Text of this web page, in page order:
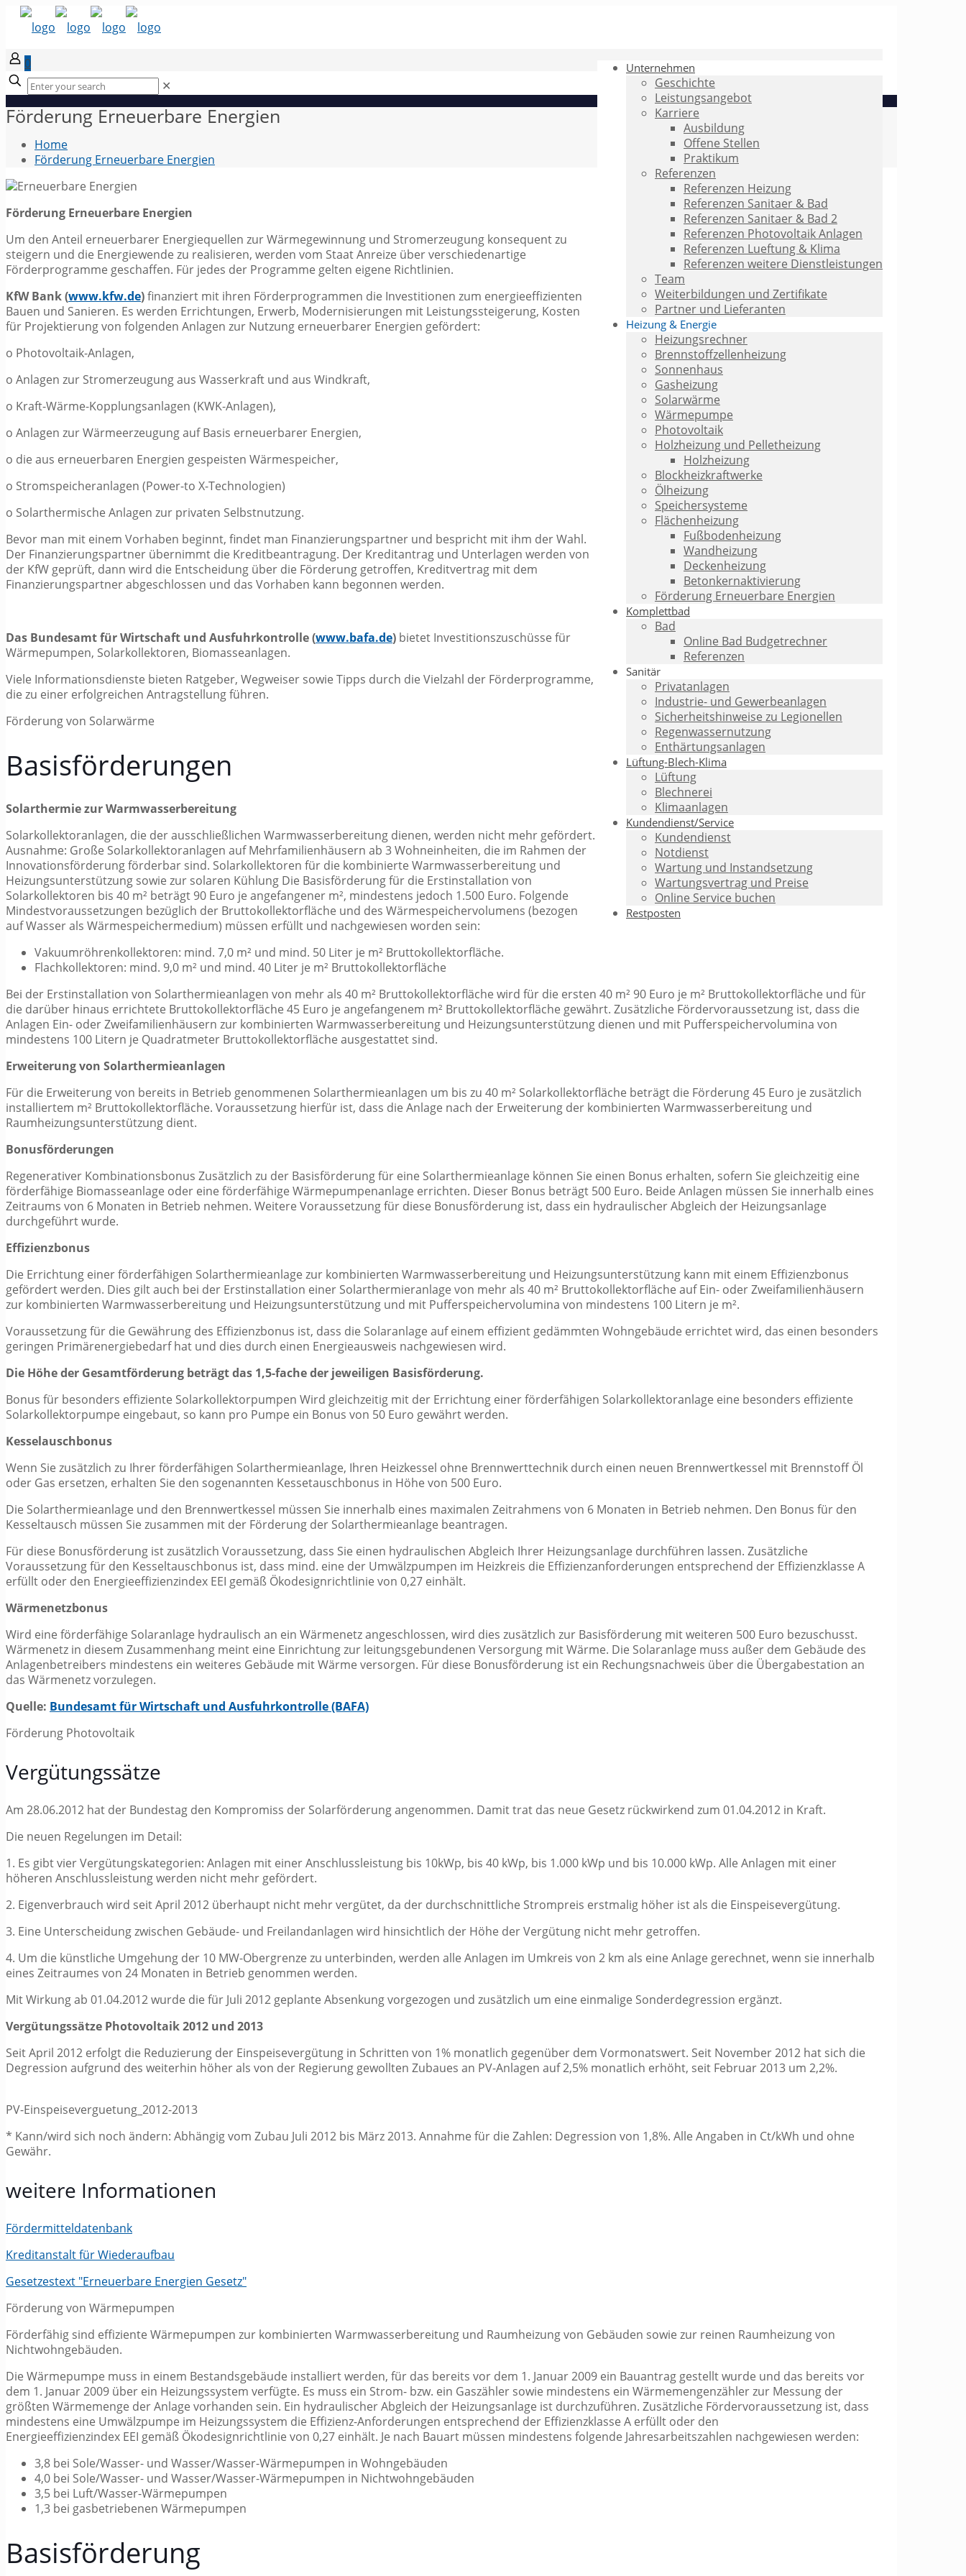
Unternehmen
Geschichte
Leistungsangebot
Karriere
Ausbildung
Offene Stellen
Praktikum
Referenzen
Referenzen Heizung
Referenzen Sanitaer & Bad
Referenzen Sanitaer & Bad 2
Referenzen Photovoltaik Anlagen
Referenzen Lueftung & Klima
Referenzen weitere Dienstleistungen
Team
Weiterbildungen und Zertifikate
Partner und Lieferanten
Heizung & Energie
Heizungsrechner
Brennstoffzellenheizung
Sonnenhaus
Gasheizung
Solarwärme
Wärmepumpe
Photovoltaik
Holzheizung und Pelletheizung
Holzheizung
Blockheizkraftwerke
Ölheizung
Speichersysteme
Flächenheizung
Fußbodenheizung
Wandheizung
Deckenheizung
Betonkernaktivierung
Förderung Erneuerbare Energien
Komplettbad
Bad
Online Bad Budgetrechner
Referenzen
Sanitär
Privatanlagen
Industrie- und Gewerbeanlagen
Sicherheitshinweise zu Legionellen
Regenwassernutzung
Enthärtungsanlagen
Lüftung-Blech-Klima
Lüftung
Blechnerei
Klimaanlagen
Kundendienst/Service
Kundendienst
Notdienst
Wartung und Instandsetzung
Wartungsvertrag und Preise
Online Service buchen
Restposten
0
✕
Förderung Erneuerbare Energien
Home
Förderung Erneuerbare Energien
Förderung Erneuerbare Energien
Um den Anteil erneuerbarer Energiequellen zur Wärmegewinnung und Stromerzeugung konsequent zu
steigern und die Energiewende zu realisieren, werden vom Staat Anreize über verschiedenartige
Förderprogramme geschaffen. Für jedes der Programme gelten eigene Richtlinien.
KfW Bank (www.kfw.de)finanziert mit ihren Förderprogrammen die Investitionen zum energieeffizienten
Bauen und Sanieren. Es werden Errichtungen, Erwerb, Modernisierungen mit Leistungssteigerung, Kosten
für Projektierung von folgenden Anlagen zur Nutzung erneuerbarer Energien gefördert:
o Photovoltaik-Anlagen,
o Anlagen zur Stromerzeugung aus Wasserkraft und aus Windkraft,
o Kraft-Wärme-Kopplungsanlagen (KWK-Anlagen),
o Anlagen zur Wärmeerzeugung auf Basis erneuerbarer Energien,
o die aus erneuerbaren Energien gespeisten Wärmespeicher,
o Stromspeicheranlagen (Power-to X-Technologien)
o Solarthermische Anlagen zur privaten Selbstnutzung.
Bevor man mit einem Vorhaben beginnt, findet man Finanzierungs­partner und bespricht mit ihm der Wahl.
Der Finanzierungspartner übernimmt die Kreditbeantragung. Der Kreditantrag und Unterlagen werden von
der KfW geprüft, dann wird die Entscheidung über die Förderung getroffen, Kreditvertrag mit dem
Finanzierungspartner abgeschlossen und das Vorhaben kann begonnen werden.
Das Bundesamt für Wirtschaft und Ausfuhrkontrolle (www.bafa.de) bietet Investitionszuschüsse für
Wärmepumpen, Solarkollektoren, Biomasseanlagen.
Viele Informationsdienste bieten Ratgeber, Wegweiser sowie Tipps durch die Vielzahl der Förderprogramme,
die zu einer erfolgreichen Antragstellung führen.
Förderung von Solarwärme
Basisförderungen
Solarthermie zur Warmwasserbereitung
Solarkollektoranlagen, die der ausschließlichen Warmwasserbereitung dienen, werden nicht mehr gefördert.
Ausnahme: Große Solarkollektoranlagen auf Mehrfamilienhäusern ab 3 Wohneinheiten, die im Rahmen der
Innovationsförderung förderbar sind. Solarkollektoren für die kombinierte Warmwasserbereitung und
Heizungsunterstützung sowie zur solaren Kühlung Die Basisförderung für die Erstinstallation von
Solarkollektoren bis 40 m² beträgt 90 Euro je angefangener m², mindestens jedoch 1.500 Euro. Folgende
Mindestvoraussetzungen bezüglich der Bruttokollektorfläche und des Wärmespeichervolumens (bezogen
auf Wasser als Wärmespeichermedium) müssen erfüllt und nachgewiesen worden sein:
Vakuumröhrenkollektoren: mind. 7,0 m² und mind. 50 Liter je m² Bruttokollektorfläche.
Flachkollektoren: mind. 9,0 m² und mind. 40 Liter je m² Bruttokollektorfläche
Bei der Erstinstallation von Solarthermieanlagen von mehr als 40 m² Bruttokollektorfläche wird für die ersten 40 m² 90 Euro je m² Bruttokollektorfläche und für
die darüber hinaus errichtete Bruttokollektorfläche 45 Euro je angefangenem m² Bruttokollektorfläche gewährt. Zusätzliche Fördervoraussetzung ist, dass die
Anlagen Ein- oder Zweifamilienhäusern zur kombinierten Warmwasserbereitung und Heizungsunterstützung dienen und mit Pufferspeichervolumina von
mindestens 100 Litern je Quadratmeter Bruttokollektorfläche ausgestattet sind.
Erweiterung von Solarthermieanlagen
Für die Erweiterung von bereits in Betrieb genommenen Solarthermieanlagen um bis zu 40 m² Solarkollektorfläche beträgt die Förderung 45 Euro je zusätzlich
installiertem m² Bruttokollektorfläche. Voraussetzung hierfür ist, dass die Anlage nach der Erweiterung der kombinierten Warmwasserbereitung und
Raumheizungsunterstützung dient.
Bonusförderungen
Regenerativer Kombinationsbonus Zusätzlich zu der Basisförderung für eine Solarthermieanlage können Sie einen Bonus erhalten, sofern Sie gleichzeitig eine
förderfähige Biomasseanlage oder eine förderfähige Wärmepumpenanlage errichten. Dieser Bonus beträgt 500 Euro. Beide Anlagen müssen Sie innerhalb eines
Zeitraums von 6 Monaten in Betrieb nehmen. Weitere Voraussetzung für diese Bonusförderung ist, dass ein hydraulischer Abgleich der Heizungsanlage
durchgeführt wurde.
Effizienzbonus
Die Errichtung einer förderfähigen Solarthermieanlage zur kombinierten Warmwasserbereitung und Heizungsunterstützung kann mit einem Effizienzbonus
gefördert werden. Dies gilt auch bei der Erstinstallation einer Solarthermieranlage von mehr als 40 m² Bruttokollektorfläche auf Ein- oder Zweifamilienhäusern
zur kombinierten Warmwasserbereitung und Heizungsunterstützung und mit Pufferspeichervolumina von mindestens 100 Litern je m².
Voraussetzung für die Gewährung des Effizienzbonus ist, dass die Solaranlage auf einem effizient gedämmten Wohngebäude errichtet wird, das einen besonders
geringen Primärenergiebedarf hat und dies durch einen Energieausweis nachgewiesen wird.
Die Höhe der Gesamtförderung beträgt das 1,5-fache der jeweiligen Basisförderung.
Bonus für besonders effiziente Solarkollektorpumpen Wird gleichzeitig mit der Errichtung einer förderfähigen Solarkollektoranlage eine besonders effiziente
Solarkollektorpumpe eingebaut, so kann pro Pumpe ein Bonus von 50 Euro gewährt werden.
Kesselauschbonus
Wenn Sie zusätzlich zu Ihrer förderfähigen Solarthermieanlage, Ihren Heizkessel ohne Brennwerttechnik durch einen neuen Brennwertkessel mit Brennstoff Öl
oder Gas ersetzen, erhalten Sie den sogenannten Kessetauschbonus in Höhe von 500 Euro.
Die Solarthermieanlage und den Brennwertkessel müssen Sie innerhalb eines maximalen Zeitrahmens von 6 Monaten in Betrieb nehmen. Den Bonus für den
Kesseltausch müssen Sie zusammen mit der Förderung der Solarthermieanlage beantragen.
Für diese Bonusförderung ist zusätzlich Voraussetzung, dass Sie einen hydraulischen Abgleich Ihrer Heizungsanlage durchführen lassen. Zusätzliche
Voraussetzung für den Kesseltauschbonus ist, dass mind. eine der Umwälzpumpen im Heizkreis die Effizienzanforderungen entsprechend der Effizienzklasse A
erfüllt oder den Energieeffizienzindex EEI gemäß Ökodesignrichtlinie von 0,27 einhält.
Wärmenetzbonus
Wird eine förderfähige Solaranlage hydraulisch an ein Wärmenetz angeschlossen, wird dies zusätzlich zur Basisförderung mit weiteren 500 Euro bezuschusst.
Wärmenetz in diesem Zusammenhang meint eine Einrichtung zur leitungsgebundenen Versorgung mit Wärme. Die Solaranlage muss außer dem Gebäude des
Anlagenbetreibers mindestens ein weiteres Gebäude mit Wärme versorgen. Für diese Bonusförderung ist ein Rechungsnachweis über die Übergabestation an
das Wärmenetz vorzulegen.
Quelle: Bundesamt für Wirtschaft und Ausfuhrkontrolle (BAFA)
Förderung Photovoltaik
Vergütungssätze
Am 28.06.2012 hat der Bundestag den Kompromiss der Solarförderung angenommen. Damit trat das neue Gesetz rückwirkend zum 01.04.2012 in Kraft.
Die neuen Regelungen im Detail:
1. Es gibt vier Vergütungskategorien: Anlagen mit einer Anschlussleistung bis 10kWp, bis 40 kWp, bis 1.000 kWp und bis 10.000 kWp. Alle Anlagen mit einer
höheren Anschlussleistung werden nicht mehr gefördert.
2. Eigenverbrauch wird seit April 2012 überhaupt nicht mehr vergütet, da der durchschnittliche Strompreis erstmalig höher ist als die Einspeisevergütung.
3. Eine Unterscheidung zwischen Gebäude- und Freilandanlagen wird hinsichtlich der Höhe der Vergütung nicht mehr getroffen.
4. Um die künstliche Umgehung der 10 MW-Obergrenze zu unterbinden, werden alle Anlagen im Umkreis von 2 km als eine Anlage gerechnet, wenn sie innerhalb
eines Zeitraumes von 24 Monaten in Betrieb genommen werden.
Mit Wirkung ab 01.04.2012 wurde die für Juli 2012 geplante Absenkung vorgezogen und zusätzlich um eine einmalige Sonderdegression ergänzt.
Vergütungssätze Photovoltaik 2012 und 2013
Seit April 2012 erfolgt die Reduzierung der Einspeisevergütung in Schritten von 1% monatlich gegenüber dem Vormonatswert. Seit November 2012 hat sich die
Degression aufgrund des weiterhin höher als von der Regierung gewollten Zubaues an PV-Anlagen auf 2,5% monatlich erhöht, seit Februar 2013 um 2,2%.
PV-Einspeiseverguetung_2012-2013
* Kann/wird sich noch ändern: Abhängig vom Zubau Juli 2012 bis März 2013. Annahme für die Zahlen: Degression von 1,8%. Alle Angaben in Ct/kWh und ohne
Gewähr.
weitere Informationen
Fördermitteldatenbank
Kreditanstalt für Wiederaufbau
Gesetzestext "Erneuerbare Energien Gesetz"
Förderung von Wärmepumpen
Förderfähig sind effiziente Wärmepumpen zur kombinierten Warmwasserbereitung und Raumheizung von Gebäuden sowie zur reinen Raumheizung von
Nichtwohngebäuden.
Die Wärmepumpe muss in einem Bestandsgebäude installiert werden, für das bereits vor dem 1. Januar 2009 ein Bauantrag gestellt wurde und das bereits vor
dem 1. Januar 2009 über ein Heizungssystem verfügte. Es muss ein Strom- bzw. ein Gaszähler sowie mindestens ein Wärmemengenzähler zur Messung der
größten Wärmemenge der Anlage vorhanden sein. Ein hydraulischer Abgleich der Heizungsanlage ist durchzuführen. Zusätzliche Fördervoraussetzung ist, dass
mindestens eine Umwälzpumpe im Heizungssystem die Effizienz-Anforderungen entsprechend der Effizienzklasse A erfüllt oder den
Energieeffizienzindex EEI gemäß Ökodesignrichtlinie von 0,27 einhält. Je nach Bauart müssen mindestens folgende Jahresarbeitszahlen nachgewiesen werden:
3,8 bei Sole/Wasser- und Wasser/Wasser-Wärmepumpen in Wohngebäuden
4,0 bei Sole/Wasser- und Wasser/Wasser-Wärmepumpen in Nichtwohngebäuden
3,5 bei Luft/Wasser-Wärmepumpen
1,3 bei gasbetriebenen Wärmepumpen
Basisförderung